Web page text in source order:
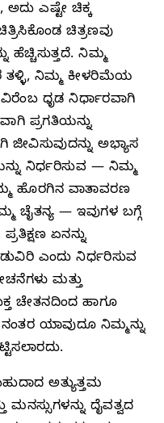
ಎಷ್ಟೇ ಚಿಕ್ಕ
ಚಿತ್ರಣವು
ಹೆಚ್ಚಿಸುತ್ತದೆ. ನಿಮ್ಮ
ತಳ್ಳಿ, ನಿಮ್ಮ ಕೀಳರಿಮೆಯ
ಧೃಡ ನಿರ್ಧಾರವಾಗಿ
ಪ್ರಗತಿಯನ್ನು
ಜೀವಿಸುವುದನ್ನು ಅಭ್ಯಾಸ
ನಿರ್ಧರಿಸುವ — ನಿಮ್ಮ
ಹೊರಗಿನ ವಾತಾವರಣ
ಚೈತನ್ಯ — ಇವುಗಳ ಬಗ್ಗೆ
ಏನನ್ನು
ಎಂದು ನಿರ್ಧರಿಸುವ
ಮತ್ತು
ಚೇತನದಿಂದ ಹಾಗೂ
ನಂತರ ಯಾವುದೂ ನಿಮ್ಮನ್ನು
ಅತ್ಯುತ್ತಮ
ದೈವತ್ವದ